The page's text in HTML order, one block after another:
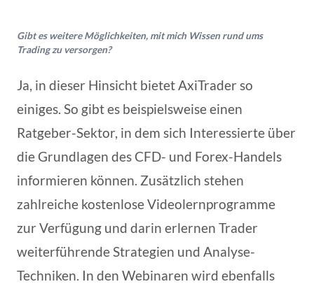
Gibt es weitere Möglichkeiten, mit mich Wissen rund ums
Trading zu versorgen?
Ja, in dieser Hinsicht bietet AxiTrader so
einiges. So gibt es beispielsweise einen
Ratgeber-Sektor, in dem sich Interessierte über
die Grundlagen des CFD- und Forex-Handels
informieren können. Zusätzlich stehen
zahlreiche kostenlose Videolernprogramme
zur Verfügung und darin erlernen Trader
weiterführende Strategien und Analyse-
Techniken. In den Webinaren wird ebenfalls